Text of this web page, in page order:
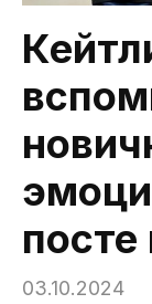
03.10.2024